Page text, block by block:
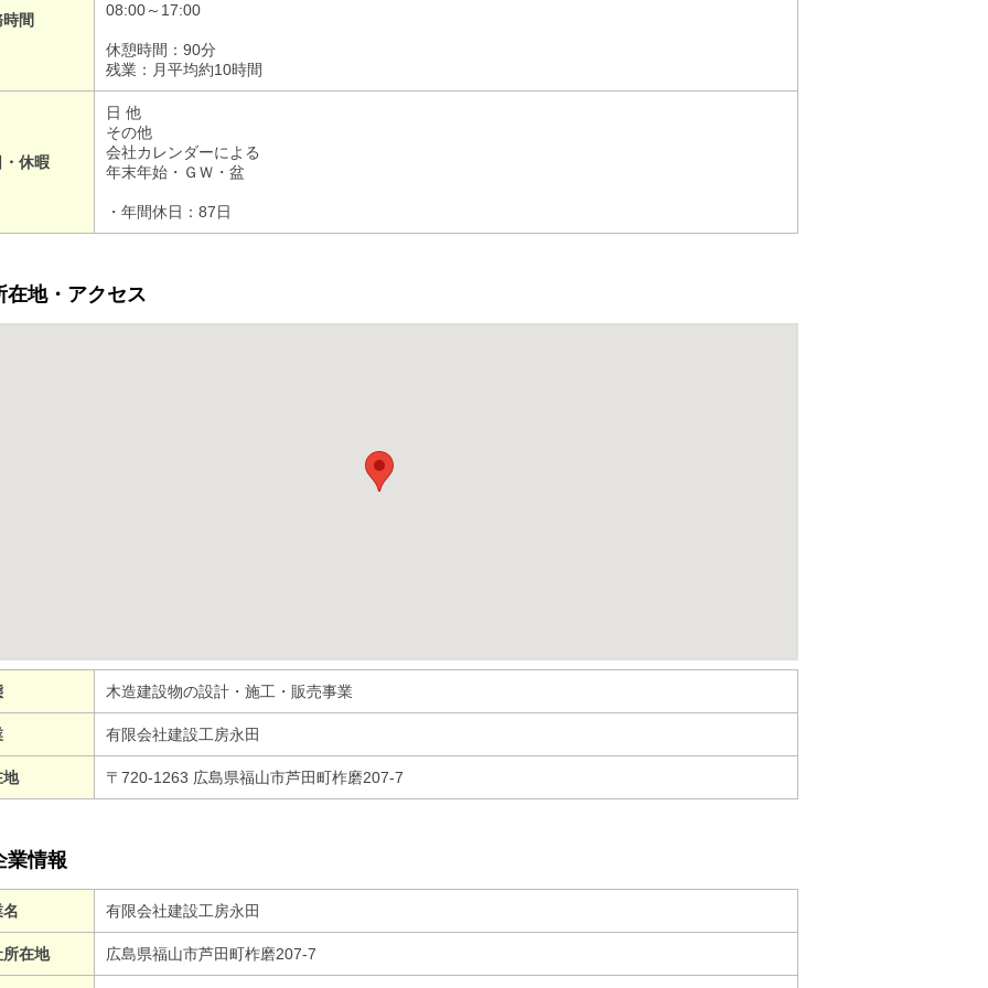
間
08:00～17:00
休憩時間：90分
残業：月平均約10時間
・休暇
日 他
その他
会社カレンダーによる
年末年始・ＧＷ・盆
・年間休日：87日
在地・アクセス
木造建設物の設計・施工・販売事業
有限会社建設工房永田
地 〒720-1263 広島県福山市芦田町柞磨207-7
業情報
有限会社建設工房永田
所在地 広島県福山市芦田町柞磨207-7